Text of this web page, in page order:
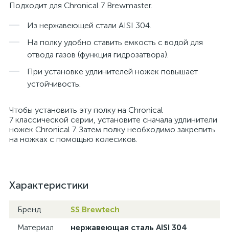
Подходит для Chronical 7 Brewmaster.
Из нержавеющей стали AISI 304.
На полку удобно ставить емкость с водой для
отвода газов (функция гидрозатвора).
При установке удлинителей ножек повышает
устойчивость.
Чтобы установить эту полку на Chronical
7 классической серии, установите сначала удлинители
ножек Chronical 7. Затем полку необходимо закрепить
на ножках с помощью колесиков.
Характеристики
Бренд
SS Brewtech
Материал
нержавеющая сталь AISI 304